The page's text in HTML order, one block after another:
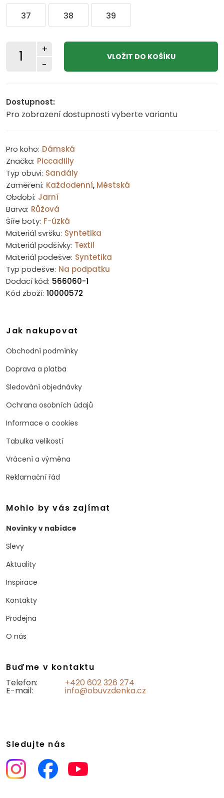
37 38 39
-
+
Dostupnost:
Pro zobrazení dostupnosti vyberte variantu
Pro koho: Dámská
Značka: Piccadilly
Typ obuvi: Sandály
Zaměření: Každodenní, Městská
Období: Jarní
Barva: Růžová
Šíře boty: F-úzká
Materiál svršku: Syntetika
Materiál podšívky: Textil
Materiál podešve: Syntetika
Typ podešve: Na podpatku
Dodací kód: 566060-1
Kód zboží: 10000572
Jak nakupovat
Obchodní podmínky
Doprava a platba
Sledování objednávky
Ochrana osobních údajů
Informace o cookies
Tabulka velikostí
Vrácení a výměna
Reklamační řád
Mohlo by vás zajímat
Novinky v nabídce
Slevy
Aktuality
Inspirace
Kontakty
Prodejna
O nás
Buďme v kontaktu
Telefon:
+420 602 326 274
E-mail: info@obuvzdenka.cz
Sledujte nás